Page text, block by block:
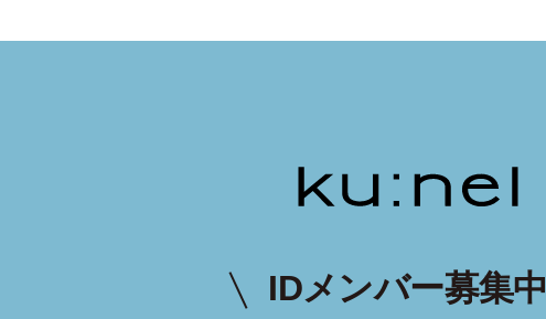
IDメンバー募集中